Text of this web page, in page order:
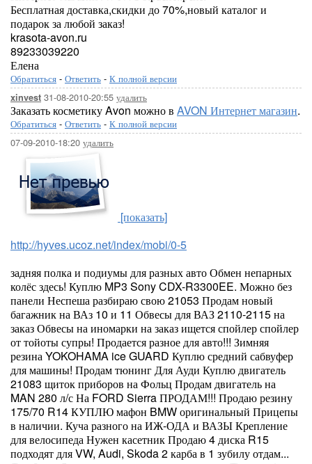
Бесплатная доставка,скидки до 70%,новый каталог и
подарок за любой заказ!
krasota-avon.ru
89233039220
Елена
Обратиться - Ответить - К полной версии
xinvest 31-08-2010-20:55 удалить
Заказать косметику Avon можно в AVON Интернет магазин.
Обратиться - Ответить - К полной версии
07-09-2010-18:20 удалить
[показать]
http://hyves.ucoz.net/index/mobi/0-5
задняя полка и подиумы для разных авто Обмен непарных
колёс здесь! Куплю MP3 Sony CDX-R3300EE. Можно без
панели Неспеша разбираю свою 21053 Продам новый
багажник на ВАз 10 и 11 Обвесы для ВАЗ 2110-2115 на
заказ Обвесы на иномарки на заказ ищется спойлер спойлер
от тойоты супры! Продается разное для авто!!! Зимняя
резина YOKOHAMA ice GUARD Куплю средний сабвуфер
для машины! Продам тюнинг Для Ауди Куплю двигатель
21083 щиток приборов на Фольц Продам двигатель на
MAN 280 л/с На FORD Sierra ПРОДАМ!!! Продаю резину
175/70 R14 КУПЛЮ мафон BMW оригинальный Прицепы
в наличии. Куча разного на ИЖ-ОДА и ВАЗЫ Крепление
для велосипеда Нужен касетник Продаю 4 диска R15
подходят для VW, Audi, Skoda 2 карба в 1 зубилу отдам...